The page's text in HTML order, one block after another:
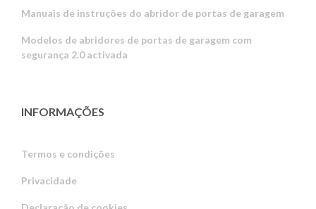
Manuais de instruções do abridor de portas de garagem
Modelos de abridores de portas de garagem com
segurança 2.0 activada
INFORMAÇÕES
Termos e condições
Privacidade